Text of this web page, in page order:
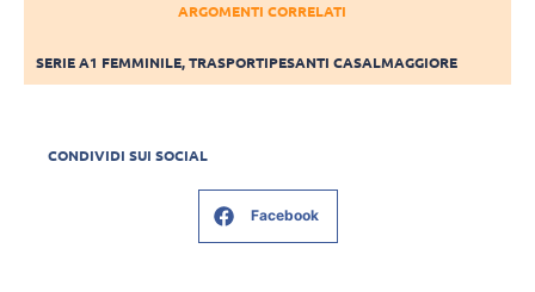
ARGOMENTI CORRELATI
SERIE A1 FEMMINILE,TRASPORTIPESANTI CASALMAGGIORE
CONDIVIDI SUI SOCIAL
Facebook